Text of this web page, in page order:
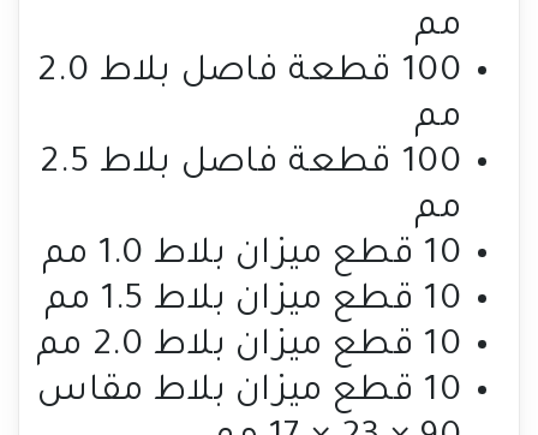
مم
100 قطعة فاصل بلاط 2.0
مم
100 قطعة فاصل بلاط 2.5
مم
10 قطع ميزان بلاط 1.0 مم
10 قطع ميزان بلاط 1.5 مم
10 قطع ميزان بلاط 2.0 مم
10 قطع ميزان بلاط مقاس